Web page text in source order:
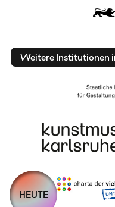
Weitere Institutionen
HEUTE